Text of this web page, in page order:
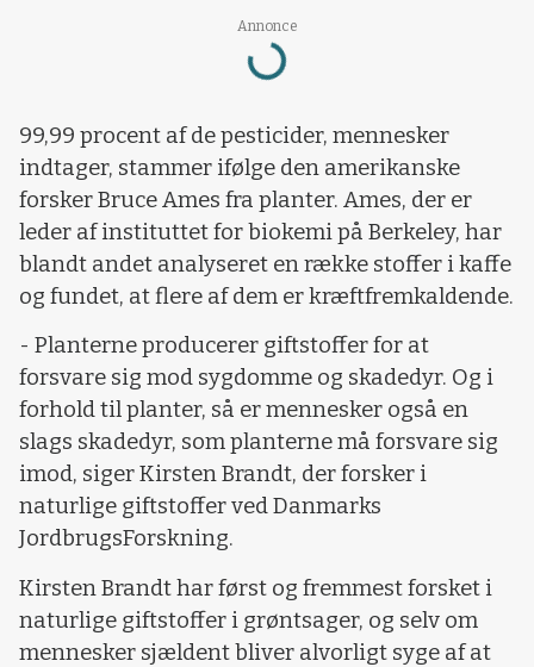
Annonce
Loading...
99,99 procent af de pesticider, mennesker
indtager, stammer ifølge den amerikanske
forsker Bruce Ames fra planter. Ames, der er
leder af instituttet for biokemi på Berkeley, har
blandt andet analyseret en række stoffer i kaffe
og fundet, at flere af dem er kræftfremkaldende.
- Planterne producerer giftstoffer for at
forsvare sig mod sygdomme og skadedyr. Og i
forhold til planter, så er mennesker også en
slags skadedyr, som planterne må forsvare sig
imod, siger Kirsten Brandt, der forsker i
naturlige giftstoffer ved Danmarks
JordbrugsForskning.
Kirsten Brandt har først og fremmest forsket i
naturlige giftstoffer i grøntsager, og selv om
mennesker sjældent bliver alvorligt syge af at